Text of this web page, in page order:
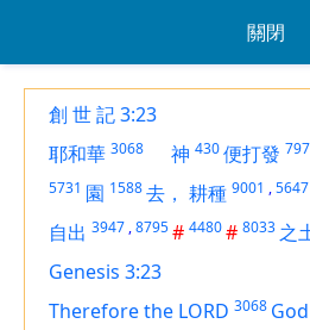
關閉
創 世 記 3:23
耶和華 3068 神 430便打發
5731 園 1588去， 耕種 9001 ,5647
自出 3947 ,8795# 4480# 8033 之
Genesis 3:23
Therefore the LORD 3068 God